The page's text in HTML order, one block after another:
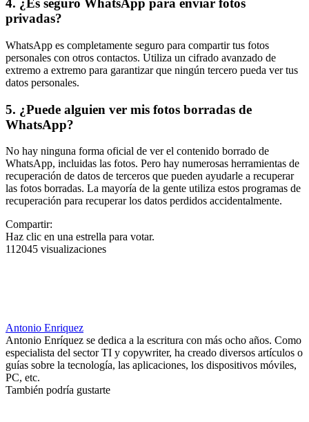
4. ¿Es seguro WhatsApp para enviar fotos
privadas?
WhatsApp es completamente seguro para compartir tus fotos
personales con otros contactos. Utiliza un cifrado avanzado de
extremo a extremo para garantizar que ningún tercero pueda ver tus
datos personales.
5. ¿Puede alguien ver mis fotos borradas de
WhatsApp?
No hay ninguna forma oficial de ver el contenido borrado de
WhatsApp, incluidas las fotos. Pero hay numerosas herramientas de
recuperación de datos de terceros que pueden ayudarle a recuperar
las fotos borradas. La mayoría de la gente utiliza estos programas de
recuperación para recuperar los datos perdidos accidentalmente.
Compartir:
Haz clic en una estrella para votar.
112045 visualizaciones
Antonio Enriquez
Antonio Enríquez se dedica a la escritura con más ocho años. Como
especialista del sector TI y copywriter, ha creado diversos artículos o
guías sobre la tecnología, las aplicaciones, los dispositivos móviles,
PC, etc.
También podría gustarte